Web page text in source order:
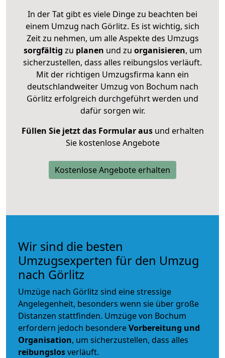
In der Tat gibt es viele Dinge zu beachten bei
einem Umzug nach Görlitz. Es ist wichtig, sich
Zeit zu nehmen, um alle Aspekte des Umzugs
sorgfältig zu planen und zu organisieren, um
sicherzustellen, dass alles reibungslos verläuft.
Mit der richtigen Umzugsfirma kann ein
deutschlandweiter Umzug von Bochum nach
Görlitz erfolgreich durchgeführt werden und
dafür sorgen wir.
Füllen Sie jetzt das Formular ausund erhalten
Sie kostenlose Angebote
Kostenlose Angebote erhalten
Wir sind die besten
Umzugsexperten für den Umzug
nach Görlitz
Umzüge nach Görlitz sind eine stressige
Angelegenheit, besonders wenn sie über große
Distanzen stattfinden. Umzüge von Bochum
erfordern jedoch besondereVorbereitung und
Organisation, um sicherzustellen, dass alles
reibungslosverläuft.